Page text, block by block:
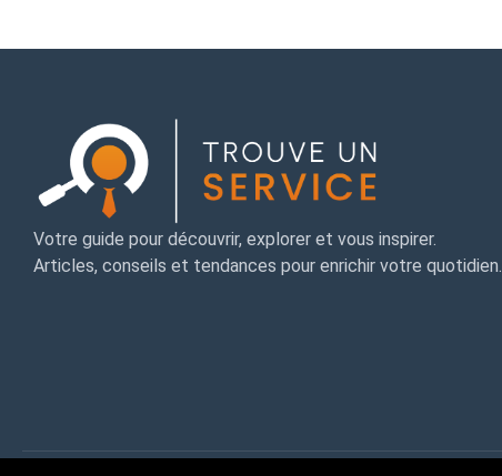
Votre guide pour découvrir, explorer et vous inspirer.
Articles, conseils et tendances pour enrichir votre quotidien.